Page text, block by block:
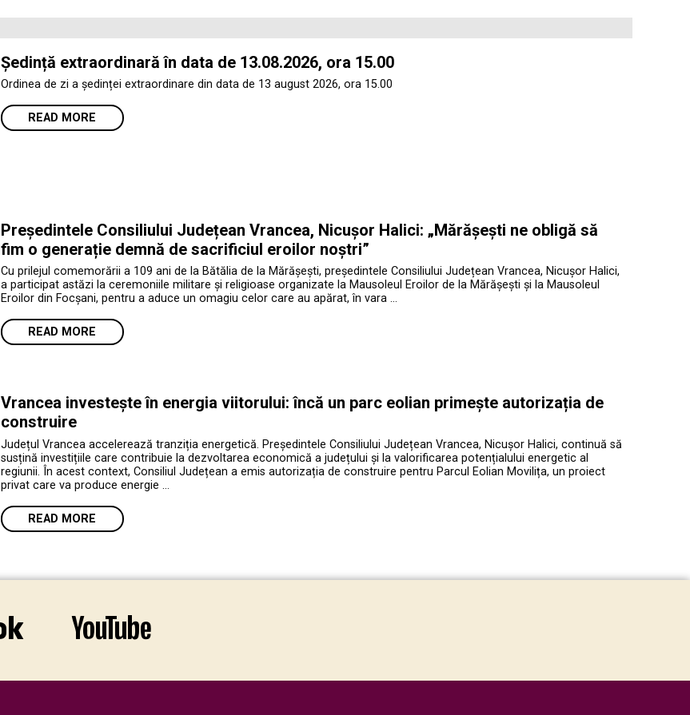
Ședință extraordinară în data de 13.08.2026, ora 15.00
Ordinea de zi a ședinței extraordinare din data de 13 august 2026, ora 15.00
READ MORE
Președintele Consiliului Județean Vrancea, Nicușor Halici: „Mărășești ne obligă să
fim o generație demnă de sacrificiul eroilor noștri”
Cu prilejul comemorării a 109 ani de la Bătălia de la Mărășești, președintele Consiliului Județean Vrancea, Nicușor Halici,
a participat astăzi la ceremoniile militare și religioase organizate la Mausoleul Eroilor de la Mărășești și la Mausoleul
Eroilor din Focșani, pentru a aduce un omagiu celor care au apărat, în vara …
READ MORE
Vrancea investește în energia viitorului: încă un parc eolian primește autorizația de
construire
Județul Vrancea accelerează tranziția energetică. Președintele Consiliului Județean Vrancea, Nicușor Halici, continuă să
susțină investițiile care contribuie la dezvoltarea economică a județului și la valorificarea potențialului energetic al
regiunii. În acest context, Consiliul Județean a emis autorizația de construire pentru Parcul Eolian Movilița, un proiect
privat care va produce energie …
READ MORE